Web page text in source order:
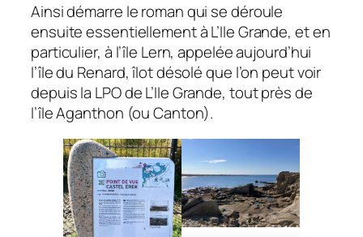
Ainsi démarre le roman qui se déroule
ensuite essentiellement à L’Ile Grande, et en
particulier, à l’île Lern, appelée aujourd’hui
l’île du Renard, îlot désolé que l’on peut voir
depuis la LPO de L’Ile Grande, tout près de
l’île Aganthon (ou Canton).